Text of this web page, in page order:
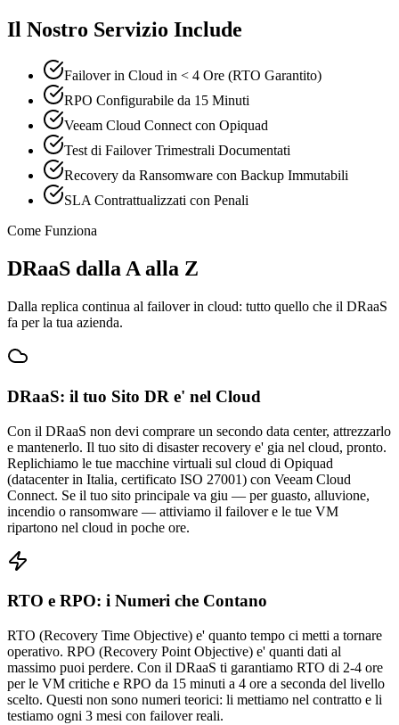
Il Nostro Servizio Include
Failover in Cloud in < 4 Ore (RTO Garantito)
RPO Configurabile da 15 Minuti
Veeam Cloud Connect con Opiquad
Test di Failover Trimestrali Documentati
Recovery da Ransomware con Backup Immutabili
SLA Contrattualizzati con Penali
Come Funziona
DRaaS dalla A alla Z
Dalla replica continua al failover in cloud: tutto quello che il DRaaS
fa per la tua azienda.
DRaaS: il tuo Sito DR e' nel Cloud
Con il DRaaS non devi comprare un secondo data center, attrezzarlo
e mantenerlo. Il tuo sito di disaster recovery e' gia nel cloud, pronto.
Replichiamo le tue macchine virtuali sul cloud di Opiquad
(datacenter in Italia, certificato ISO 27001) con Veeam Cloud
Connect. Se il tuo sito principale va giu — per guasto, alluvione,
incendio o ransomware — attiviamo il failover e le tue VM
ripartono nel cloud in poche ore.
RTO e RPO: i Numeri che Contano
RTO (Recovery Time Objective) e' quanto tempo ci metti a tornare
operativo. RPO (Recovery Point Objective) e' quanti dati al
massimo puoi perdere. Con il DRaaS ti garantiamo RTO di 2-4 ore
per le VM critiche e RPO da 15 minuti a 4 ore a seconda del livello
scelto. Questi non sono numeri teorici: li mettiamo nel contratto e li
testiamo ogni 3 mesi con failover reali.